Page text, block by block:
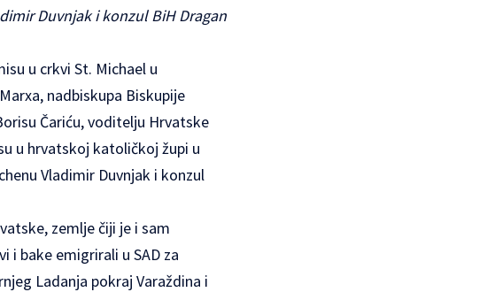
Duvnjak i konzul BiH Dragan
u crkvi St. Michael u
nadbiskupa Biskupije
Čariću, voditelju Hrvatske
u hrvatskoj katoličkoj župi u
Vladimir Duvnjak i konzul
zemlje čiji je i sam
i bake emigrirali u SAD za
Ladanja pokraj Varaždina i